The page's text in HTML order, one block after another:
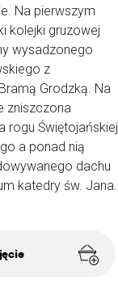
Na pierwszym
kolejki gruzowej
wysadzonego
z
Grodzką. Na
zniszczona
rogu Świętojańskiej
a ponad nią
dachu
katedry św. Jana.